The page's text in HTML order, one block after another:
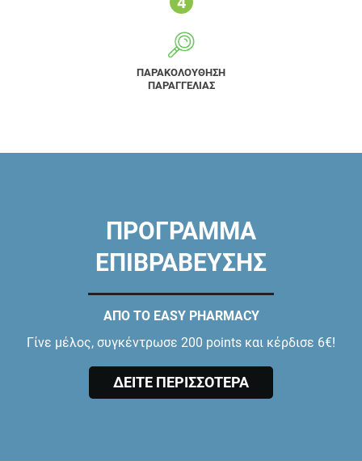
ΠΑΡΑΚΟΛΟΥΘΗΣΗ
ΠΑΡΑΓΓΕΛΙΑΣ
ΠΡΟΓΡΑΜΜΑ
ΕΠΙΒΡΑΒΕΥΣΗΣ
ΑΠΟ ΤΟ EASY PHARMACY
Γίνε μέλος, συγκέντρωσε 200 points και κέρδισε 6€!
ΔΕΙΤΕ ΠΕΡΙΣΣΟΤΕΡΑ